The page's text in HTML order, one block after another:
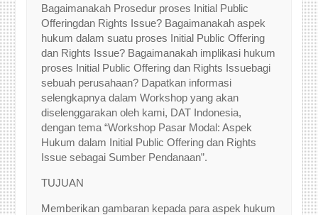
Bagaimanakah Prosedur proses Initial Public
Offeringdan Rights Issue? Bagaimanakah aspek
hukum dalam suatu proses Initial Public Offering
dan Rights Issue? Bagaimanakah implikasi hukum
proses Initial Public Offering dan Rights Issuebagi
sebuah perusahaan? Dapatkan informasi
selengkapnya dalam Workshop yang akan
diselenggarakan oleh kami, DAT Indonesia,
dengan tema “Workshop Pasar Modal: Aspek
Hukum dalam Initial Public Offering dan Rights
Issue sebagai Sumber Pendanaan”.
TUJUAN
Memberikan gambaran kepada para aspek hukum